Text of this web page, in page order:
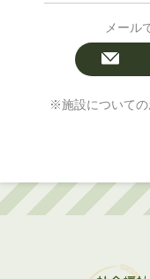
メール
※施設についての